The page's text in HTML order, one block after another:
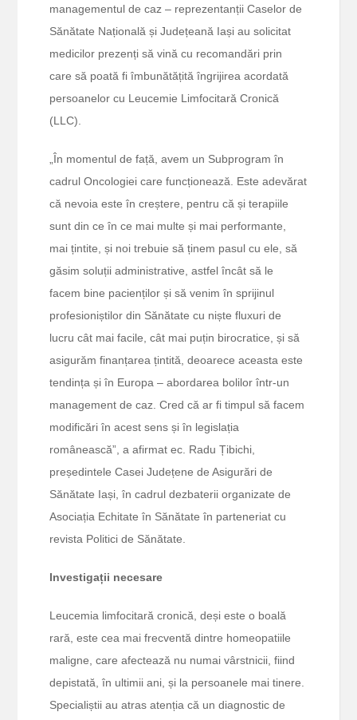
managementul de caz – reprezentanții Caselor de
Sănătate Națională și Județeană Iași au solicitat
medicilor prezenți să vină cu recomandări prin
care să poată fi îmbunătățită îngrijirea acordată
persoanelor cu Leucemie Limfocitară Cronică
(LLC).
„În momentul de față, avem un Subprogram în
cadrul Oncologiei care funcționează. Este adevărat
că nevoia este în creștere, pentru că și terapiile
sunt din ce în ce mai multe și mai performante,
mai țintite, și noi trebuie să ținem pasul cu ele, să
găsim soluții administrative, astfel încât să le
facem bine pacienților și să venim în sprijinul
profesioniștilor din Sănătate cu niște fluxuri de
lucru cât mai facile, cât mai puțin birocratice, și să
asigurăm finanțarea țintită, deoarece aceasta este
tendința și în Europa – abordarea bolilor într-un
management de caz. Cred că ar fi timpul să facem
modificări în acest sens și în legislația
românească”, a afirmat ec. Radu Țibichi,
președintele Casei Județene de Asigurări de
Sănătate Iași, în cadrul dezbaterii organizate de
Asociația Echitate în Sănătate în parteneriat cu
revista Politici de Sănătate.
Investigații necesare
Leucemia limfocitară cronică, deși este o boală
rară, este cea mai frecventă dintre homeopatiile
maligne, care afectează nu numai vârstnicii, fiind
depistată, în ultimii ani, și la persoanele mai tinere.
Specialiștii au atras atenția că un diagnostic de